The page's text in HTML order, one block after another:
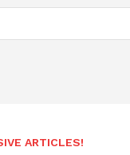
ARTICLES!